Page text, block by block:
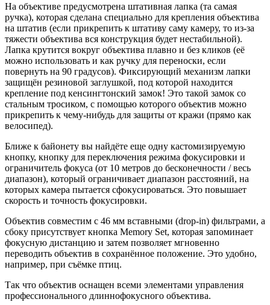
На объективе предусмотрена штативная лапка (та самая
ручка), которая сделана специально для крепления объектива
на штатив (если прикрепить к штативу саму камеру, то из-за
тяжести объектива вся конструкция будет нестабильной).
Лапка крутится вокруг объектива плавно и без кликов (её
можно использовать и как ручку для переноски, если
повернуть на 90 градусов). Фиксирующий механизм лапки
защищён резиновой заглушкой, под которой находится
крепление под кенсингтонский замок! Это такой замок со
стальным тросиком, с помощью которого объектив можно
прикрепить к чему-нибудь для защиты от кражи (прямо как
велосипед).
Ближе к байонету вы найдёте еще одну кастомизируемую
кнопку, кнопку для переключения режима фокусировки и
ограничитель фокуса (от 10 метров до бесконечности / весь
диапазон), который ограничивает диапазон расстояний, на
которых камера пытается сфокусироваться. Это повышает
скорость и точность фокусировки.
Объектив совместим с 46 мм вставными (drop-in) фильтрами, а
сбоку присутствует кнопка Memory Set, которая запоминает
фокусную дистанцию и затем позволяет мгновенно
переводить объектив в сохранённое положение. Это удобно,
например, при съёмке птиц.
Так что объектив оснащен всеми элементами управления
профессионального длиннофокусного объектива.